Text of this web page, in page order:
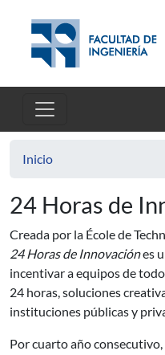
Inicio
24 Horas de
Creada por la École de
24 Horas de Innovaciónes
incentivar a equipos de
24 horas, soluciones
instituciones públicas y
Por cuarto año